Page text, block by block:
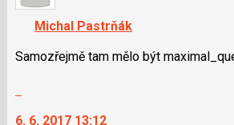
navigaci
lze
použít
Michal Pastrňák
Samozřejmě tam mělo být
další
6. 6. 2017 13:12